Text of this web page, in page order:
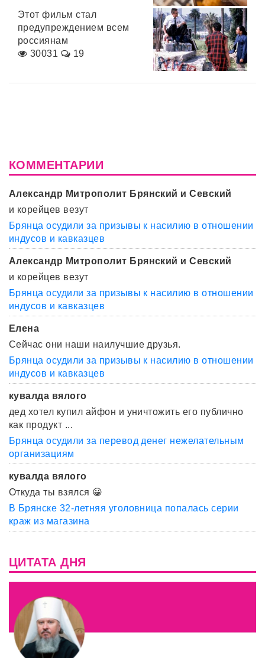
Этот фильм стал
предупреждением всем
россиянам
30031
19
КОММЕНТАРИИ
Александр Митрополит Брянский и Севский
и корейцев везут
Брянца осудили за призывы к насилию в отношении
индусов и кавказцев
Александр Митрополит Брянский и Севский
и корейцев везут
Брянца осудили за призывы к насилию в отношении
индусов и кавказцев
Елена
Сейчас они наши наилучшие друзья.
Брянца осудили за призывы к насилию в отношении
индусов и кавказцев
кувалда вялого
дед хотел купил айфон и уничтожить его публично
как продукт ...
Брянца осудили за перевод денег нежелательным
организациям
кувалда вялого
Откуда ты взялся 😀
В Брянске 32-летняя уголовница попалась серии
краж из магазина
ЦИТАТА ДНЯ